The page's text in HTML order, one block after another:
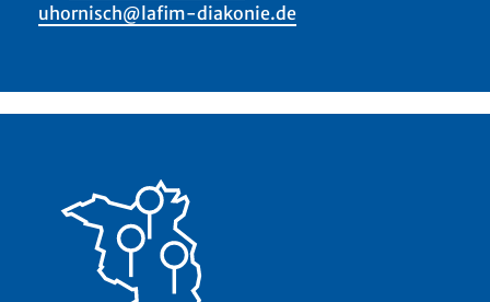
uhornisch@lafim-diakonie.de